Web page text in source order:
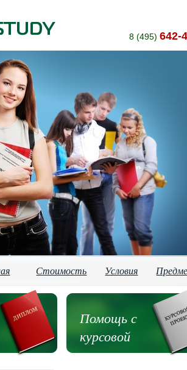
8 (495) 642-
Стоимость Условия
Помощь с
курсовой